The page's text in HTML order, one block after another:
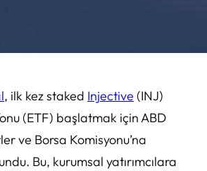
, ilk kez staked Injective (INJ)
(ETF) başlatmak için ABD
ve Borsa Komisyonu’na
Bu, kurumsal yatırımcılara